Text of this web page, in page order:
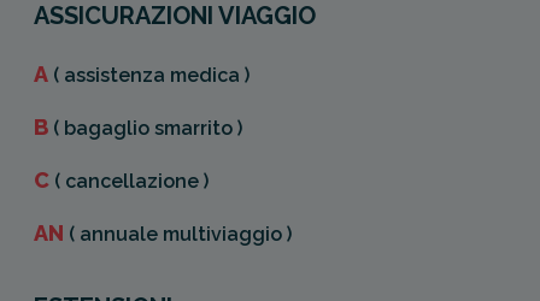
ASSICURAZIONI VIAGGIO
A ( assistenza medica )
B ( bagaglio smarrito )
C ( cancellazione )
AN ( annuale multiviaggio )